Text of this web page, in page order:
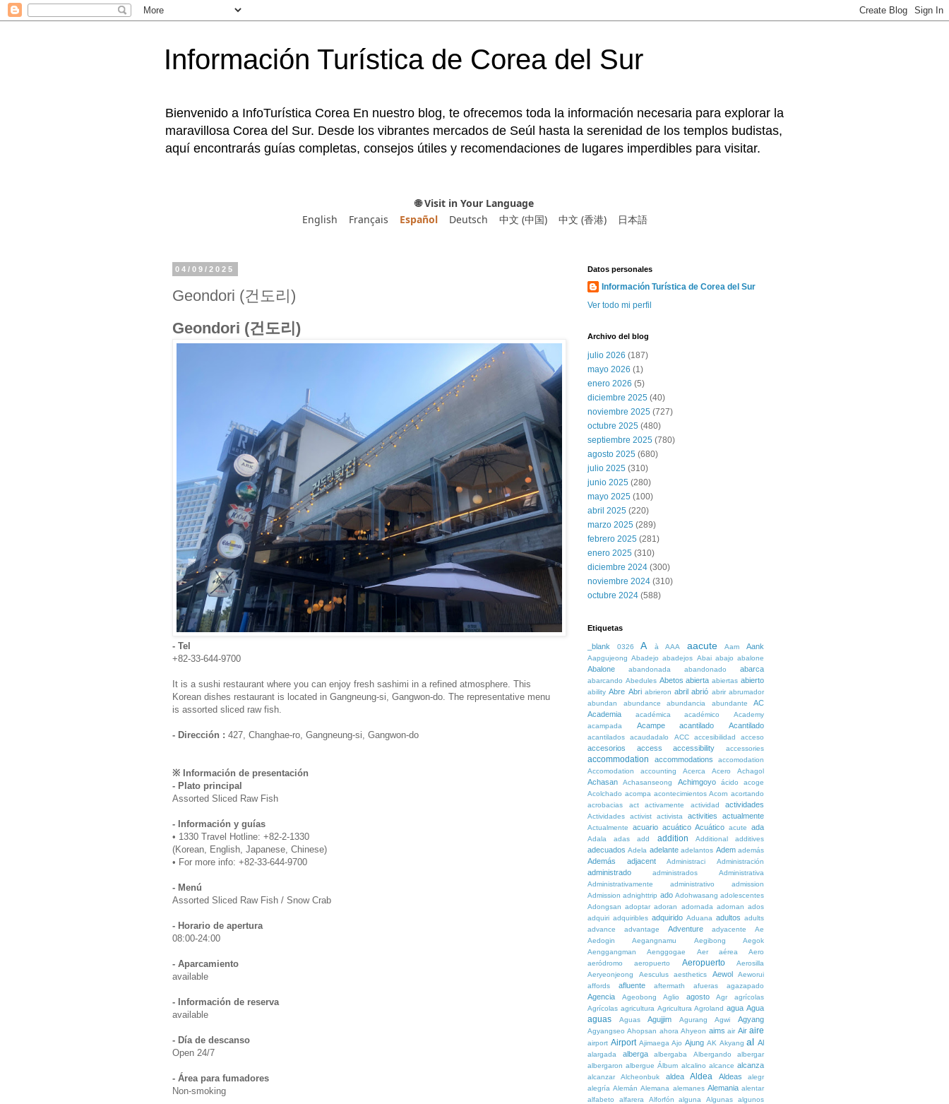
Información Turística de Corea del Sur
Bienvenido a InfoTurística Corea En nuestro blog, te ofrecemos toda la información necesaria para explorar la
maravillosa Corea del Sur. Desde los vibrantes mercados de Seúl hasta la serenidad de los templos budistas,
aquí encontrarás guías completas, consejos útiles y recomendaciones de lugares imperdibles para visitar.
🌐 Visit in Your Language
English
Français Español Deutsch 中文 (中国) 中文 (香港) 日本語
04/09/2025
Geondori (건도리)
Geondori (건도리)
- Tel
+82-33-644-9700
It is a sushi restaurant where you can enjoy fresh sashimi in a refined atmosphere. This
Korean dishes restaurant is located in Gangneung-si, Gangwon-do. The representative menu
is assorted sliced raw fish.
- Dirección : 427, Changhae-ro, Gangneung-si, Gangwon-do
※ Información de presentación
- Plato principal
Assorted Sliced Raw Fish
- Información y guías
• 1330 Travel Hotline: +82-2-1330
(Korean, English, Japanese, Chinese)
• For more info: +82-33-644-9700
- Menú
Assorted Sliced Raw Fish / Snow Crab
- Horario de apertura
08:00-24:00
- Aparcamiento
available
- Información de reserva
available
- Día de descanso
Open 24/7
- Área para fumadores
Non-smoking
Datos personales
Información Turística de Corea del Sur
Ver todo mi perfil
Archivo del blog
julio 2026 (187)
mayo 2026 (1)
enero 2026 (5)
diciembre 2025 (40)
noviembre 2025 (727)
octubre 2025 (480)
septiembre 2025 (780)
agosto 2025 (680)
julio 2025 (310)
junio 2025 (280)
mayo 2025 (100)
abril 2025 (220)
marzo 2025 (289)
febrero 2025 (281)
enero 2025 (310)
diciembre 2024 (300)
noviembre 2024 (310)
octubre 2024 (588)
Etiquetas
_blank 0326 A à AAA aacute Aam Aank
Aapgujeong Abadejo abadejos Abai abajo abalone
Abalone abandonada abandonado abarca
abarcando Abedules Abetos abierta abiertas abierto
ability Abre Abri abrieron abril abrió abrir abrumador
abundan
abundance abundancia abundante
AC
Academia
académica académico
Academy
acampada
Acampe acantilado Acantilado
acantilados acaudadalo ACC accesibilidad acceso
accesorios access accessibility accessories
accommodation accommodations
accomodation
Accomodation
accounting Acerca Acero Achagol
Achasan Achasanseong Achimgoyo ácido
acoge
Acolchado acompa acontecimientos Acorn acortando
acrobacias
act activamente actividad actividades
Actividades activist activista activities actualmente
Actualmente acuario acuático Acuático acute ada
Adala adas add addition Additional additives
adecuados Adela adelante adelantos Adem además
Además adjacent Administraci Administración
administrado administrados
Administrativa
Administrativamente
administrativo
admission
Admission adnighttrip ado Adohwasang adolescentes
Adongsan adoptar adoran adornada adornan ados
adquiri adquiribles adquirido Aduana adultos adults
advance
advantage Adventure adyacente
Ae
Aedogin
Aegangnamu Aegibong
Aegok
Aenggangman
Aenggogae Aer aérea
Aero
aeródromo
aeropuerto Aeropuerto
Aerosilla
Aeryeonjeong
Aesculus aesthetics Aewol
Aeworui
affords
afluente aftermath afueras agazapado
Agencia Ageobong Aglio agosto Agr
agrícolas
Agrícolas agricultura Agricultura Agroland agua Agua
aguas Aguas Agujjim Agurang Agwi Agyang
Agyangseo Ahopsan ahora Ahyeon aims air Air aire
airport Airport Ajimaega Ajo Ajung AK Akyang al Al
alargada alberga albergaba Albergando
albergar
albergaron albergue Álbum alcalino alcance alcanza
alcanzar Alcheonbuk aldea Aldea Aldeas
alegr
alegría Alemán Alemana alemanes Alemania alentar
alfabeto
alfarera Alforfón alguna Algunas
algunos